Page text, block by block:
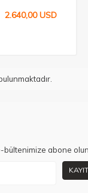
2.640,00USD
abone